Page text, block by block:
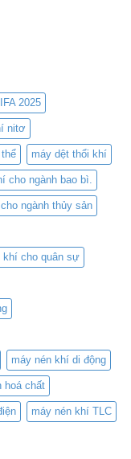
2025
nitơ
máy dệt thổi khí
cho ngành bao bì.
ngành thủy sản
khí cho quân sự
máy nén khí di động
hoá chất
máy nén khí TLC